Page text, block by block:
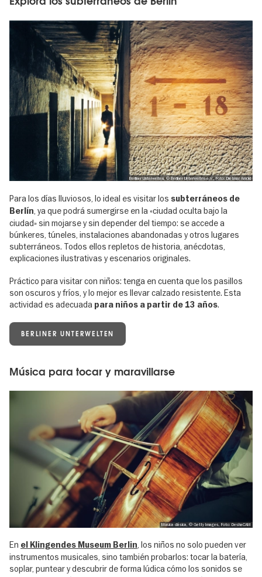
Berliner Unterwelten, © Berliner Unterwelten e.V., Foto: Dietmar Arnold
Para los días lluviosos, lo ideal es visitar los subterráneos de
Berlín , ya que podrá sumergirse en la «ciudad oculta bajo la
ciudad» sin mojarse y sin depender del tiempo: se accede a
búnkeres, túneles, instalaciones abandonadas y otros lugares
subterráneos. Todos ellos repletos de historia, anécdotas,
explicaciones ilustrativas y escenarios originales.
Práctico para visitar con niños: tenga en cuenta que los pasillos
son oscuros y fríos, y lo mejor es llevar calzado resistente. Esta
actividad es adecuada para niños a partir de 13 años.
BERLINER UNTERWELTEN
Música para tocar y maravillarse
Música clásica, © Getty Images, Foto: DeshaCAM
En el Klingendes Museum Berlin, los niños no solo pueden ver
instrumentos musicales, sino también probarlos: tocar la batería,
soplar, puntear y descubrir de forma lúdica cómo los sonidos se